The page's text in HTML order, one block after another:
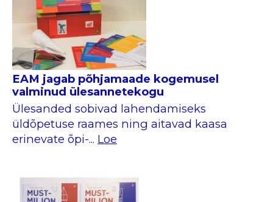
EAM jagab põhjamaade kogemusel
valminud ülesannetekogu
Ülesanded sobivad lahendamiseks
üldõpetuse raames ning aitavad kaasa
erinevate õpi-... Loe